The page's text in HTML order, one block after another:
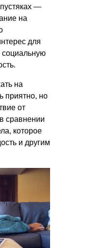
—
на
для
на
приятно, но
от
сравнении
которое
и другим